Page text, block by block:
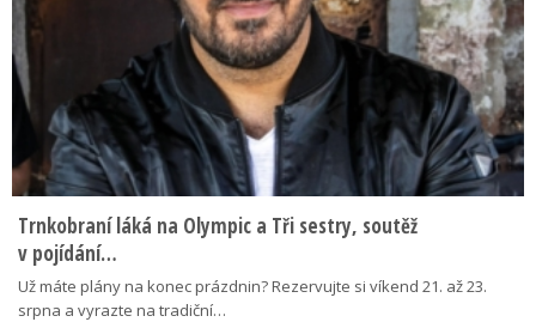
Trnkobraní láká na Olympic a Tři sestry, soutěž
v pojídání…
Už máte plány na konec prázdnin? Rezervujte si víkend 21. až 23.
srpna a vyrazte na tradiční…